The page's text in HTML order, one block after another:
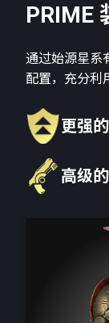
PRIME
通过始源星系
配置，充分利
更强
高级